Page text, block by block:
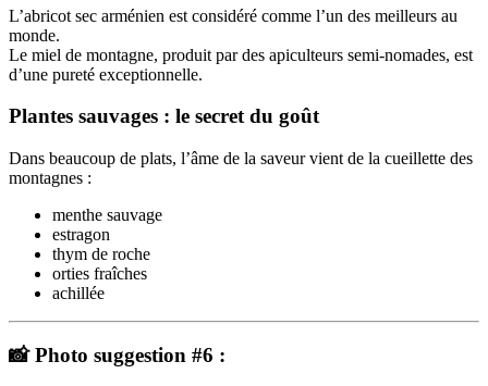
L’abricot sec arménien est considéré comme l’un des meilleurs au
monde.
Le miel de montagne, produit par des apiculteurs semi-nomades, est
d’une pureté exceptionnelle.
Plantes sauvages : le secret du goût
Dans beaucoup de plats, l’âme de la saveur vient de la cueillette des
montagnes :
menthe sauvage
estragon
thym de roche
orties fraîches
achillée
📸 Photo suggestion #6 :